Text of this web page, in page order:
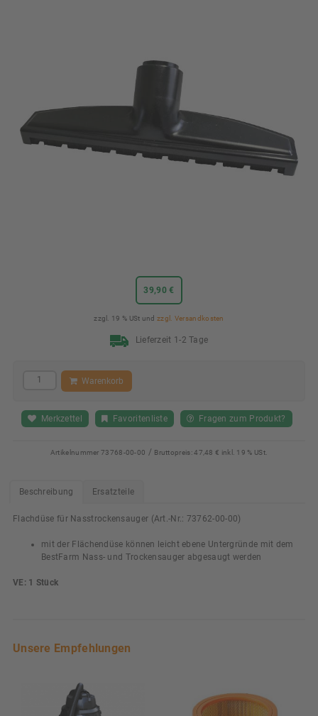
39,90 €
zzgl. 19 % USt und zzgl. Versandkosten
Lieferzeit 1-2 Tage
Warenkorb
Merkzettel Favoritenliste Fragen zum Produkt?
Artikelnummer73768-00-00 / Bruttopreis:47,48 € inkl. 19 % USt.
Beschreibung Ersatzteile
Flachdüse für Nasstrockensauger (Art.-Nr.: 73762-00-00)
mit der Flächendüse können leicht ebene Untergründe mit dem
BestFarm Nass- und Trockensauger abgesaugt werden
VE: 1 Stück
Unsere Empfehlungen